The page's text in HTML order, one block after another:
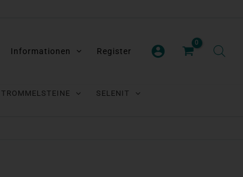
Informationen Register
TROMMELSTEINE
SELENIT